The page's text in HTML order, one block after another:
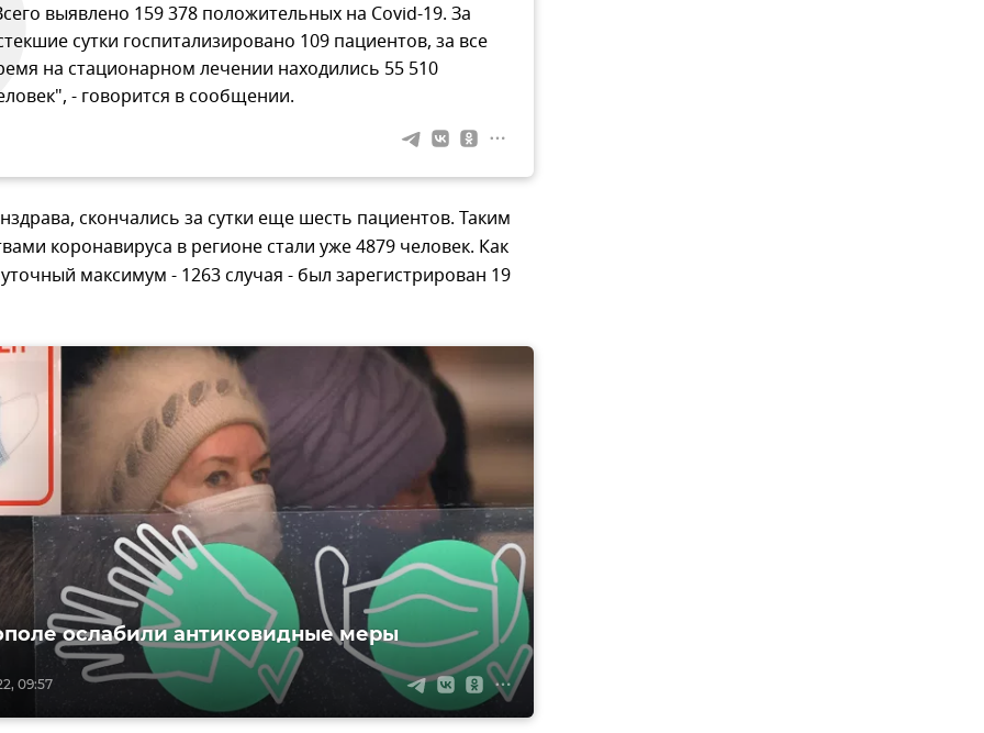
выявлено 159 378 положительных на Covid-19. За
сутки госпитализировано 109 пациентов, за все
на стационарном лечении находились 55 510
- говорится в сообщении.
скончались за сутки еще шесть пациентов. Таким
коронавируса в регионе стали уже 4879 человек. Как
максимум - 1263 случая - был зарегистрирован 19
09:57
ослабили антиковидные меры